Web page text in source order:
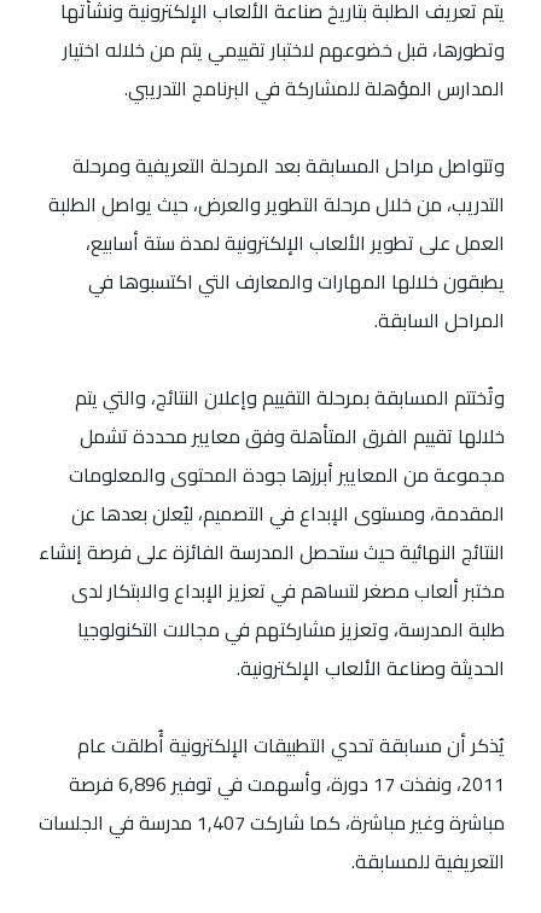
يتم تعريف الطلبة بتاريخ صناعة الألعاب الإلكترونية ونشأتها
وتطورها، قبل خضوعهم لاختبار تقييمي يتم من خلاله اختيار
المدارس المؤهلة للمشاركة في البرنامج التدريبي.
وتتواصل مراحل المسابقة بعد المرحلة التعريفية ومرحلة
التدريب، من خلال مرحلة التطوير والعرض، حيث يواصل الطلبة
العمل على تطوير الألعاب الإلكترونية لمدة ستة أسابيع،
يطبقون خلالها المهارات والمعارف التي اكتسبوها في
المراحل السابقة.
وتُختتم المسابقة بمرحلة التقييم وإعلان النتائج، والتي يتم
خلالها تقييم الفرق المتأهلة وفق معايير محددة تشمل
مجموعة من المعايير أبرزها جودة المحتوى والمعلومات
المقدمة، ومستوى الإبداع في التصميم، ليُعلن بعدها عن
النتائج النهائية حيث ستحصل المدرسة الفائزة على فرصة إنشاء
مختبر ألعاب مصغر لتساهم في تعزيز الإبداع والابتكار لدى
طلبة المدرسة، وتعزيز مشاركتهم في مجالات التكنولوجيا
الحديثة وصناعة الألعاب الإلكترونية.
يُذكر أن مسابقة تحدي التطبيقات الإلكترونية أُطلقت عام
2011، ونفذت 17 دورة، وأسهمت في توفير 6,896 فرصة
مباشرة وغير مباشرة، كما شاركت 1,407 مدرسة في الجلسات
التعريفية للمسابقة.